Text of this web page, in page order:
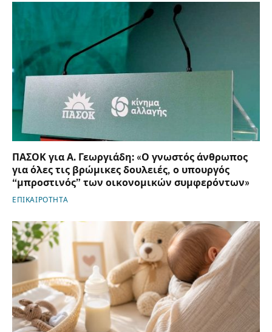
ΠΑΣΟΚ για Α. Γεωργιάδη: «Ο γνωστός άνθρωπος
για όλες τις βρώμικες δουλειές, ο υπουργός
“μπροστινός” των οικονομικών συμφερόντων»
ΕΠΙΚΑΙΡΟΤΗΤΑ